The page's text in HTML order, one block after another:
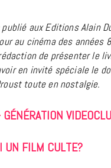
aux Editions Alain
au cinéma des années
de présenter le
en invité spéciale le
toute en nostalgie.
UN FILM CULTE?